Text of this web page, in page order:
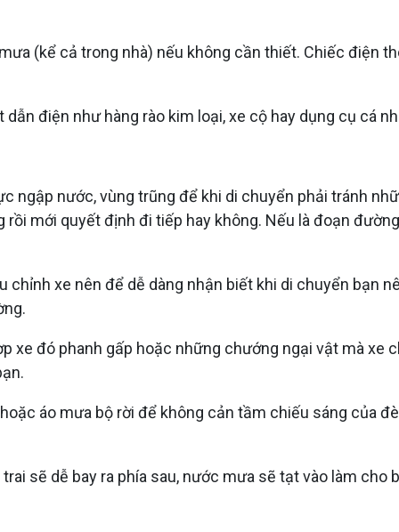
(kể cả trong nhà) nếu không cần thiết. Chiếc điện
điện như hàng rào kim loại, xe cộ hay dụng cụ cá
ngập nước, vùng trũng để khi di chuyển phải tránh
mới quyết định đi tiếp hay không. Nếu là đoạn
chỉnh xe nên để dễ dàng nhận biết khi di chuyển bạn
xe đó phanh gấp hoặc những chướng ngại vật mà xe
áo mưa bộ rời để không cản tầm chiếu sáng của
sẽ dễ bay ra phía sau, nước mưa sẽ tạt vào làm